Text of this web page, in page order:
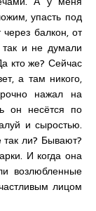
упасть под
балкон, от
и не думали
кто же? Сейчас
а там никого,
нажал на
он несётся по
и сыростью.
ли? Бывают?
И когда она
возлюбленные
лицом